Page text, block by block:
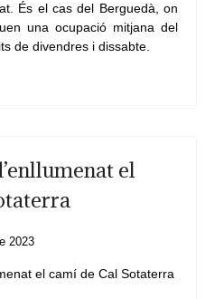
És el cas del Berguedà, on
una ocupació mitjana del
de divendres i dissabte.
el
2023